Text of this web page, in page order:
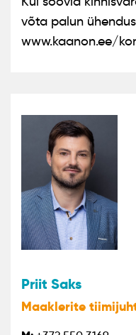
võta palun
www.kaanon.ee/
Priit Saks
Maaklerite